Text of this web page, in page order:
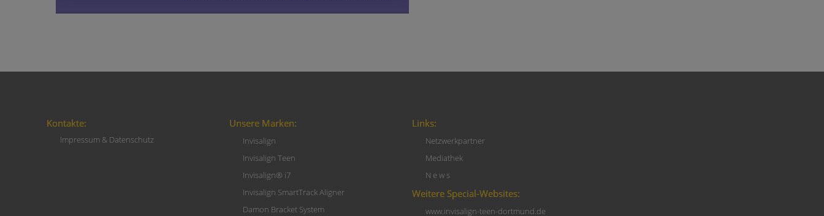
Kontakte:
Impressum & Datenschutz
Unsere Marken:
Invisalign
Invisalign Teen
Invisalign® i7
Invisalign SmartTrack Aligner
Damon Bracket System
Links:
Netzwerkpartner
Mediathek
N e w s
Weitere Special-Websites:
www.invisalign-teen-dortmund.de